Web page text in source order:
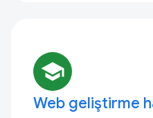
school
Web geliştirme